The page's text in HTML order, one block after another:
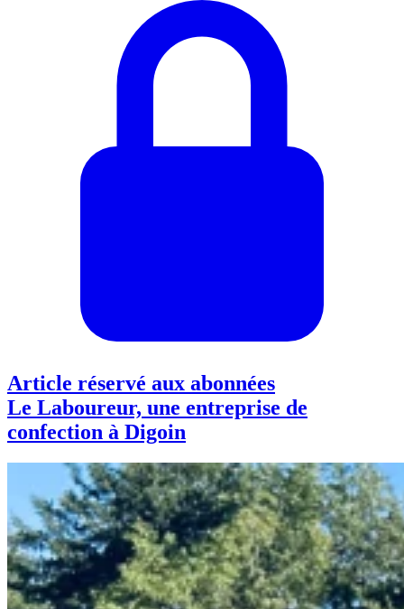
Article réservé aux abonnées
Le Laboureur, une entreprise de
confection à Digoin